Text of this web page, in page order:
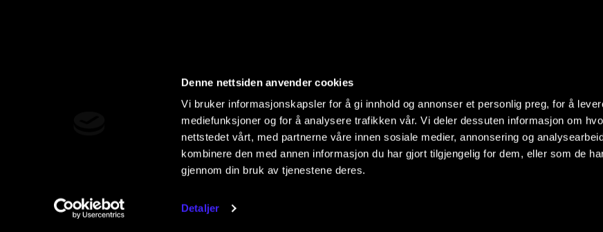
Denne nettsiden anvender cookies
Vi bruker informasjonskapsler for å gi innhold og annonser et personlig preg, for å
mediefunksjoner og for å analysere trafikken vår. Vi deler dessuten informasjon om
nettstedet vårt, med partnerne våre innen sosiale medier, annonsering og
kombinere den med annen informasjon du har gjort tilgjengelig for dem, eller som de
gjennom din bruk av tjenestene deres.
Detaljer